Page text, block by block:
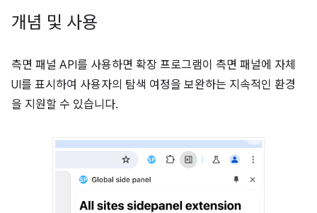
개념 및 사용
측면 패널 API를 사용하면 확장 프로그램이 측면 패널에 자체
UI를 표시하여 사용자의 탐색 여정을 보완하는 지속적인 환경
을 지원할 수 있습니다.